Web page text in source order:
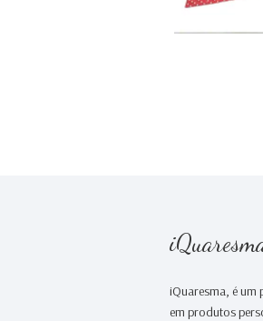
iQuaresma, é um
em produtos